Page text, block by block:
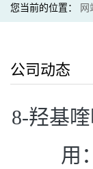
您当前的位置： 网
公司动态
8-羟基
用